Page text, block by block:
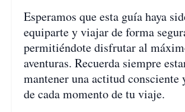
Esperamos que esta guía haya
equiparte y viajar de forma
permitiéndote disfrutar al
aventuras. Recuerda siempre
mantener una actitud
de cada momento de tu viaje.